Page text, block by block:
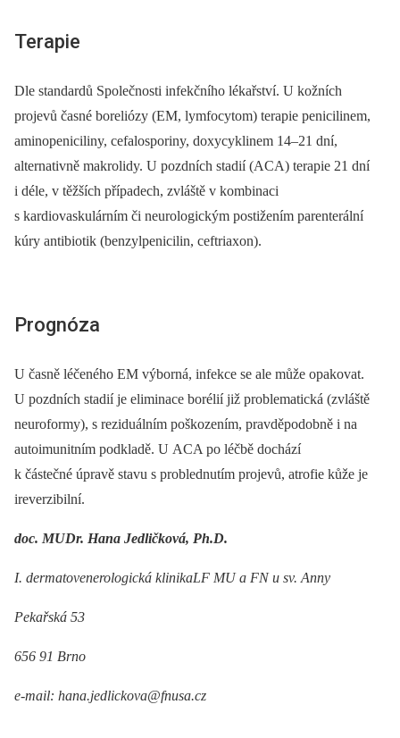
Terapie
Dle standardů Společnosti infekčního lékařství. U kožních
projevů časné boreliózy (EM, lymfocytom) terapie penicilinem,
aminopeniciliny, cefalosporiny, doxycyklinem 14–21 dní,
alternativně makrolidy. U pozdních stadií (ACA) terapie 21 dní
i déle, v těžších případech, zvláště v kombinaci
s kardiovaskulárním či neurologickým postižením parenterální
kúry antibiotik (benzylpenicilin, ceftriaxon).
Prognóza
U časně léčeného EM výborná, infekce se ale může opakovat.
U pozdních stadií je eliminace borélií již problematická (zvláště
neuroformy), s reziduálním poškozením, pravděpodobně i na
autoimunitním podkladě. U ACA po léčbě dochází
k částečné úpravě stavu s problednutím projevů, atrofie kůže je
ireverzibilní.
doc. MUDr. Hana Jedličková, Ph.D.
I. dermatovenerologická klinikaLF MU a FN u sv. Anny
Pekařská 53
656 91 Brno
e-mail: hana.jedlickova@fnusa.cz